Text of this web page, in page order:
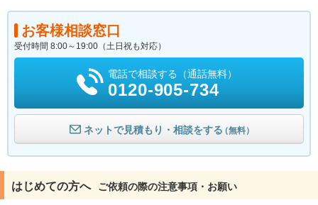
お客様相談窓口
受付時間 8:00～19:00（土日祝も対応）
電話で相談する（通話無料）
0120-905-734
ネットで見積もり・相談をする（無料）
はじめての方へ ご依頼の際の注意事項・お願い